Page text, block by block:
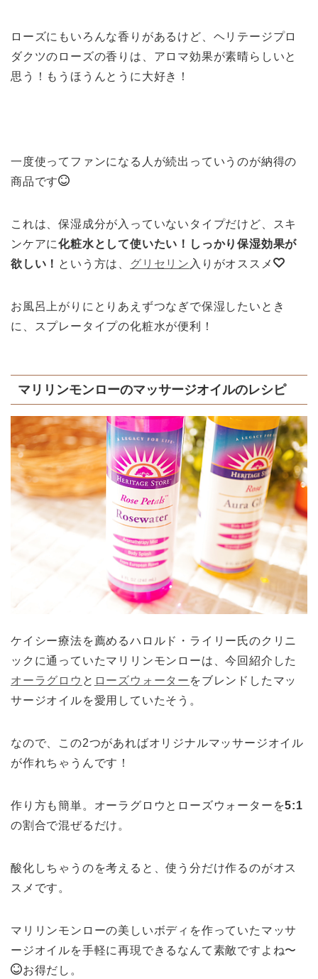
ローズにもいろんな香りがあるけど、ヘリテージプロ
ダクツのローズの香りは、アロマ効果が素晴らしいと
思う！もうほうんとうに大好き！
一度使ってファンになる人が続出っていうのが納得の
商品です
これは、保湿成分が入っていないタイプだけど、スキ
ンケアに化粧水として使いたい！しっかり保湿効果が
欲しい！ という方は、 グリセリン 入りがオススメ
お風呂上がりにとりあえずつなぎで保湿したいとき
に、スプレータイプの化粧水が便利！
マリリンモンローのマッサージオイルのレシピ
ケイシー療法を薦めるハロルド・ライリー氏のクリニ
ックに通っていたマリリンモンローは、今回紹介した
オーラグロウ と ローズウォーター をブレンドしたマッ
サージオイルを愛用していたそう。
なので、この2つがあればオリジナルマッサージオイル
が作れちゃうんです！
作り方も簡単。オーラグロウとローズウォーターを5:1
の割合で混ぜるだけ。
酸化しちゃうのを考えると、使う分だけ作るのがオス
スメです。
マリリンモンローの美しいボディを作っていたマッサ
ージオイルを手軽に再現できるなんて素敵ですよね〜
お得だし。